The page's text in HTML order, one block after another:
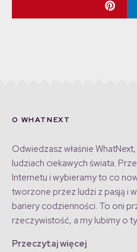
O WHATNEXT
Odwiedzasz właśnie
ludziach ciekawych świata.
Internetu i wybieramy to co
tworzone przez ludzi z pasją i
bariery codzienności. To oni
rzeczywistość, a my lubimy o
Przeczytaj więcej